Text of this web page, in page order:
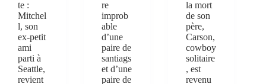
te :
Mitchel
l, son
ex-petit
ami
parti à
Seattle,
revient
re
improb
able
d’une
paire de
santiags
et d’une
paire de
la mort
de son
père,
Carson,
cowboy
solitaire
, est
revenu